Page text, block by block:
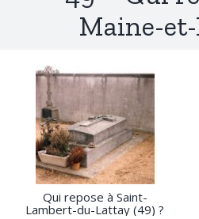
Maine-
Qui repose à Saint-
Lambert-du-Lattay (49) ?